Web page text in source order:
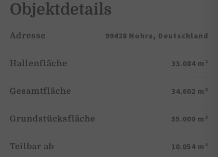
Objektdetails
Adresse 99428 Nohra, Deutschland
Hallenfläche 33.084 m²
Gesamtfläche 34.602 m²
Grundstücksfläche 55.000 m²
Teilbar ab 10.054 m²